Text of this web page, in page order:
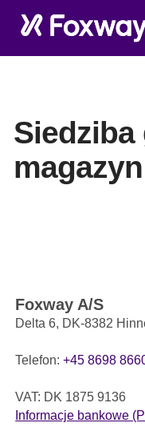
Siedziba
magazyn
Foxway A/S
Delta 6, DK-8382
Telefon:+45 8698
VAT: DK 1875 9136
Informacje bankowe